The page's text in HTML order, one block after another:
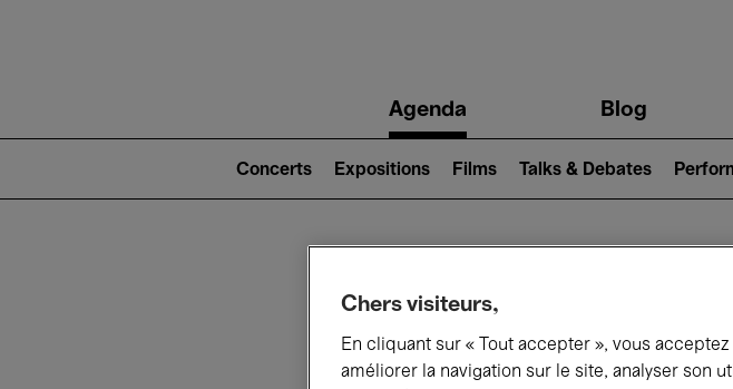
navigationAgenda Blog
2)
Concerts Expositions Films Talks & Debates
Ce qui se
Chers visiteurs,
En cliquant sur « Tout accepter », vous
améliorer la navigation sur le site, analyser son